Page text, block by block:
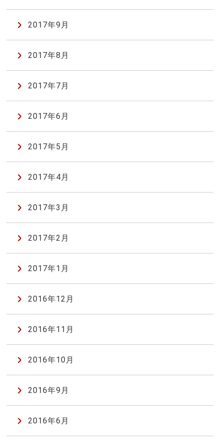
2017年9月
2017年8月
2017年7月
2017年6月
2017年5月
2017年4月
2017年3月
2017年2月
2017年1月
2016年12月
2016年11月
2016年10月
2016年9月
2016年6月